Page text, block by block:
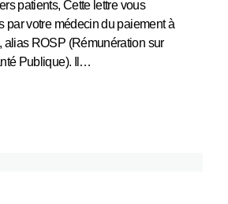
patients, Cette lettre vous
par votre médecin du paiement à
alias ROSP (Rémunération sur
Publique). Il…